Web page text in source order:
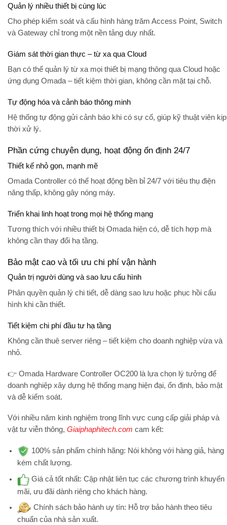
Quản lý nhiều thiết bị cùng lúc
Cho phép kiểm soát và cấu hình hàng trăm Access Point, Switch
và Gateway chỉ trong một nền tảng duy nhất.
Giám sát thời gian thực – từ xa qua Cloud
Bạn có thể quản lý từ xa mọi thiết bị mạng thông qua Cloud hoặc
ứng dụng Omada – tiết kiệm thời gian, không cần mặt tại chỗ.
Tự động hóa và cảnh báo thông minh
Hệ thống tự động gửi cảnh báo khi có sự cố, giúp kỹ thuật viên kịp
thời xử lý.
Phần cứng chuyên dụng, hoạt động ổn định 24/7
Thiết kế nhỏ gọn, mạnh mẽ
Omada Controller có thể hoạt động bền bỉ 24/7 với tiêu thụ điện
năng thấp, không gây nóng máy.
Triển khai linh hoạt trong mọi hệ thống mạng
Tương thích với nhiều thiết bị Omada hiện có, dễ tích hợp mà
không cần thay đổi hạ tầng.
Bảo mật cao và tối ưu chi phí vận hành
Quản trị người dùng và sao lưu cấu hình
Phân quyền quản lý chi tiết, dễ dàng sao lưu hoặc phục hồi cấu
hình khi cần thiết.
Tiết kiệm chi phí đầu tư hạ tầng
Không cần thuê server riêng – tiết kiệm cho doanh nghiệp vừa và
nhỏ.
👉 Omada Hardware Controller OC200 là lựa chọn lý tưởng để
doanh nghiệp xây dựng hệ thống mạng hiện đại, ổn định, bảo mật
và dễ kiểm soát.
Với nhiều năm kinh nghiệm trong lĩnh vực cung cấp giải pháp và
vật tư viễn thông, Giaiphaphitech.com cam kết:
100% sản phẩm chính hãng: Nói không với hàng giả, hàng
kém chất lượng.
Giá cả tốt nhất: Cập nhật liên tục các chương trình khuyến
mãi, ưu đãi dành riêng cho khách hàng.
Chính sách bảo hành uy tín: Hỗ trợ bảo hành theo tiêu
chuẩn của nhà sản xuất.